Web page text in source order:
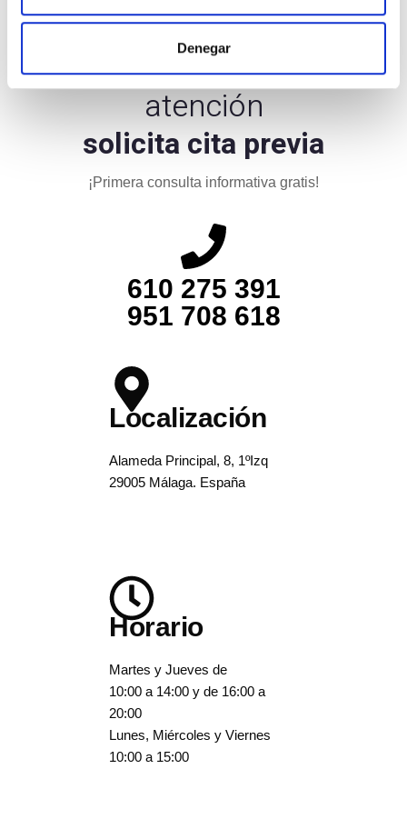
Denegar
Para una mejor
atención
solicita cita previa
¡Primera consulta informativa gratis!
610 275 391
951 708 618
Localización
Alameda Principal, 8, 1ºIzq
29005 Málaga. España
Horario
Martes y Jueves de
10:00 a 14:00 y de 16:00 a
20:00
Lunes, Miércoles y Viernes
10:00 a 15:00